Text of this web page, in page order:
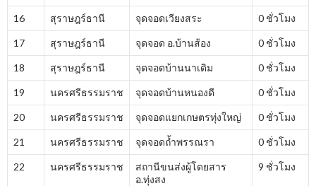
16 สุราษฎร์ธานี จุดจอดเวียงสระ 0 ชั่วโมง
17 สุราษฎร์ธานี จุดจอด อ.บ้านส้อง 0 ชั่วโมง
18 สุราษฎร์ธานี จุดจอดบ้านนาเดิม 0 ชั่วโมง
19 นครศรีธรรมราช จุดจอดบ้านหนองดี 0 ชั่วโมง
20 นครศรีธรรมราช จุดจอดแยกเกษตรทุ่งใหญ่ 0 ชั่วโมง
21 นครศรีธรรมราช จุดจอดถ้ำพรรณรา 0 ชั่วโมง
22 นครศรีธรรมราช
สถานีขนส่งผู้โดยสาร
อ.ทุ่งสง
9 ชั่วโมง